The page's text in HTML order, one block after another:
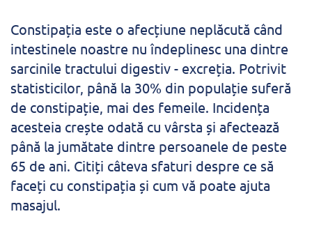
Constipația este o afecțiune neplăcută când
intestinele noastre nu îndeplinesc una dintre
sarcinile tractului digestiv - excreția. Potrivit
statisticilor, până la 30% din populație suferă
de constipație, mai des femeile. Incidența
acesteia crește odată cu vârsta și afectează
până la jumătate dintre persoanele de peste
65 de ani. Citiți câteva sfaturi despre ce să
faceți cu constipația și cum vă poate ajuta
masajul.